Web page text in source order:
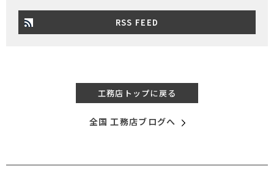
RSS FEED
工務店トップに戻る
全国 工務店ブログへ